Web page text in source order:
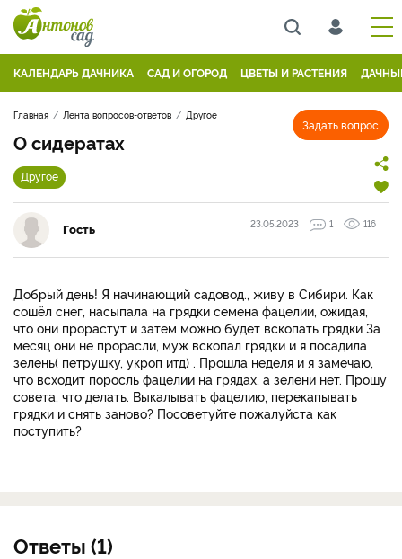
КАЛЕНДАРЬ ДАЧНИКА САД И ОГОРОД ЦВЕТЫ И РАСТЕНИЯ
Задать вопрос
Главная Лента вопросов-ответов Другое
О сидератах
Другое
Гость 23.05.2023 1 116
Добрый день! Я начинающий садовод., живу в Сибири. Как
сошёл снег, насыпала на грядки семена фацелии, ожидая,
что они прорастут и затем можно будет вскопать грядки За
месяц они не прорасли, муж вскопал грядки и я посадила
зелень( петрушку, укроп итд) . Прошла неделя и я замечаю,
что всходит поросль фацелии на грядах, а зелени нет. Прошу
совета, что делать. Выкалывать фацелию, перекапывать
грядки и снять заново? Посоветуйте пожалуйста как
поступить?
Ответы (1)